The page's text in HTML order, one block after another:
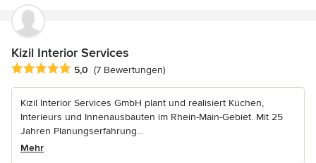
Kizil Interior Services
Durchschnittliche Bewertung: 5 von 5 Sternen
5,0 (7 Bewertungen)
Kizil Interior Services GmbH plant und realisiert Küchen,
Interieurs und Innenausbauten im Rhein-Main-Gebiet. Mit 25
Jahren Planungserfahrung...
Mehr